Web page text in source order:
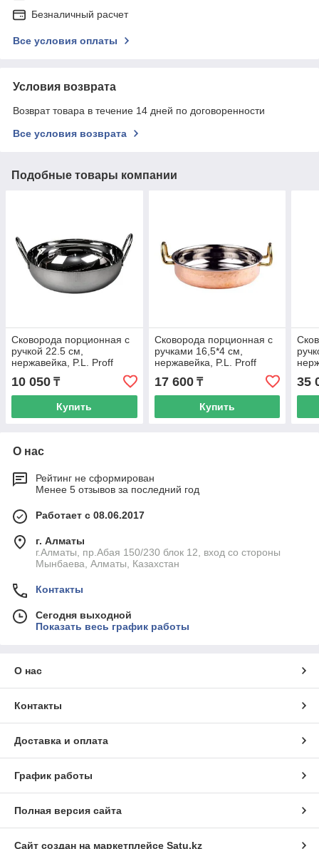
Безналичный расчет
Все условия оплаты
Условия возврата
Возврат товара в течение 14 дней по договоренности
Все условия возврата
Подобные товары компании
Сковорода порционная c
ручкой 22.5 см,
нержавейка, P.L. Proff
10 050 ₸
Купить
Сковорода порционная c
ручками 16,5*4 см,
нержавейка, P.L. Proff
17 600₸
Купить
35
О нас
Рейтинг не сформирован
Менее 5 отзывов за последний год
Работает с 08.06.2017
г. Алматы
г.Алматы, пр.Абая 150/230 блок 12, вход со стороны
Мынбаева, Алматы, Казахстан
Контакты
Сегодня выходной
Показать весь график работы
О нас
Контакты
Доставка и оплата
График работы
Полная версия сайта
Сайт создан на маркетплейсе Satu.kz